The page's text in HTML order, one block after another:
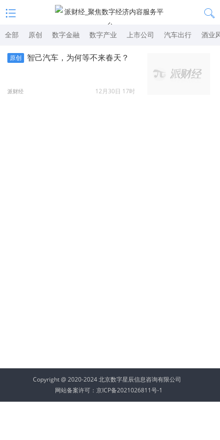
全部 原创 数字金融 数字产业 上市公司 汽车出行 酒业
原创 智己汽车，为何等不来春天？
派财经 12月30日 17时
Copyright @ 2020-2024 北京数字星辰信息咨询有限公司
网站备案许可： 京ICP备2021026811号-1